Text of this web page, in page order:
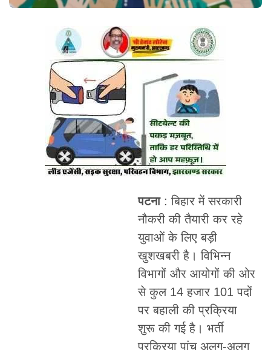
पटना: बिहार में सरकारी
नौकरी की तैयारी कर रहे
युवाओं के लिए बड़ी
खुशखबरी है। विभिन्न
विभागों और आयोगों की ओर
से कुल 14 हजार 101 पदों
पर बहाली की प्रक्रिया
शुरू की गई है। भर्ती
प्रक्रिया पांच अलग-अलग